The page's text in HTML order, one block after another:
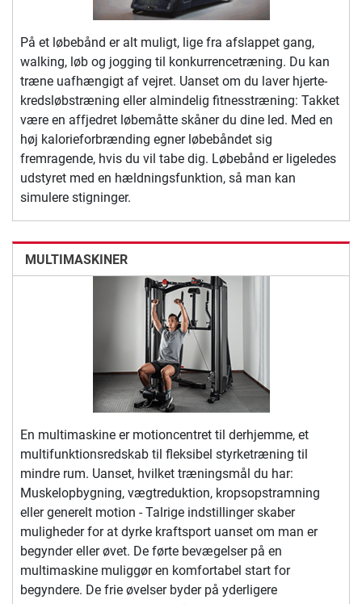
På et løbebånd er alt muligt, lige fra afslappet gang,
walking, løb og jogging til konkurrencetræning. Du kan
træne uafhængigt af vejret. Uanset om du laver hjerte-
kredsløbstræning eller almindelig fitnesstræning: Takket
være en affjedret løbemåtte skåner du dine led. Med en
høj kalorieforbrænding egner løbebåndet sig
fremragende, hvis du vil tabe dig. Løbebånd er ligeledes
udstyret med en hældningsfunktion, så man kan
simulere stigninger.
MULTIMASKINER
En multimaskine er motioncentret til derhjemme, et
multifunktionsredskab til fleksibel styrketræning til
mindre rum. Uanset, hvilket træningsmål du har:
Muskelopbygning, vægtreduktion, kropsopstramning
eller generelt motion - Talrige indstillinger skaber
muligheder for at dyrke kraftsport uanset om man er
begynder eller øvet. De førte bevægelser på en
multimaskine muliggør en komfortabel start for
begyndere. De frie øvelser byder på yderligere